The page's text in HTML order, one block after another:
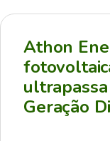
Athon
Geração